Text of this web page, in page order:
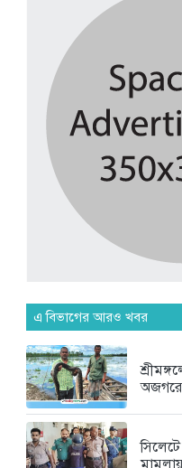
যে ৭
২ দিন
৭ দিন আগে
৭ দিন
এ বিভাগের আরও খবর
সিলেটে